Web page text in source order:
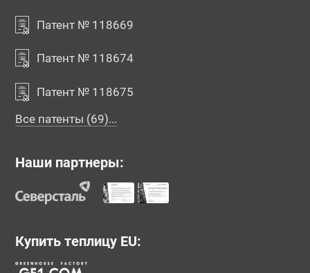
Патент № 118669
Патент № 118674
Патент № 118675
Все патенты (69)...
Наши партнеры:
Купить теплицу EU: